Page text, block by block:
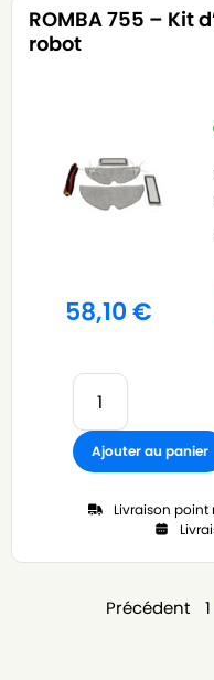
ROMBA 755 – Kit
robot
58,10€
Ajouter au panier
Livraison point
Précédent 1